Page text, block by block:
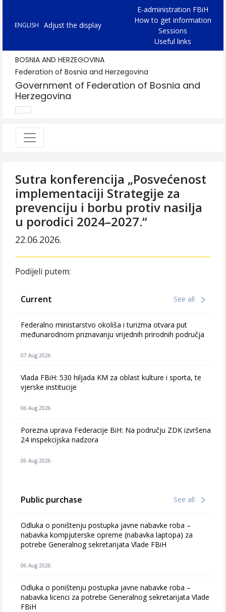
ENGLISH Adjust the display
E-administration FBiH
How to get information
Sessions
Useful links
BOSNIA AND HERZEGOVINA
Federation of Bosnia and Herzegovina
Government of Federation of Bosnia and
Herzegovina
Sutra konferencija „Posvećenost
implementaciji Strategije za
prevenciju i borbu protiv nasilja
u porodici 2024–2027.“
22.06.2026.
Podijeli putem:
Current See all
Federalno ministarstvo okoliša i turizma otvara put
međunarodnom priznavanju vrijednih prirodnih područja
07 Aug 2026
Vlada FBiH: 530 hiljada KM za oblast kulture i sporta, te
vjerske institucije
06 Aug 2026
Porezna uprava Federacije BiH: Na području ZDK izvršena
24 inspekcijska nadzora
06 Aug 2026
Public purchase See all
Odluka o poništenju postupka javne nabavke roba –
nabavka kompjuterske opreme (nabavka laptopa) za
potrebe Generalnog sekretarijata Vlade FBiH
06 Aug 2026
Odluka o poništenju postupka javne nabavke roba –
nabavka licenci za potrebe Generalnog sekretarijata Vlade
FBiH